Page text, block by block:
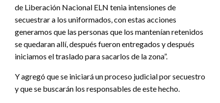
de Liberación Nacional ELN tenia intensiones de
secuestrar a los uniformados, con estas acciones
generamos que las personas que los mantenían retenidos
se quedaran allí, después fueron entregados y después
iniciamos el traslado para sacarlos de la zona”.
Y agregó que se iniciará un proceso judicial por secuestro
y que se buscarán los responsables de este hecho.